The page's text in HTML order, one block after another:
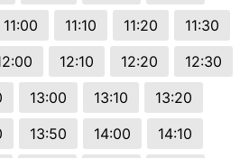
11:00 11:10 11:20
11:30
12:10 12:20
12:30
13:00 13:10
13:20
13:50 14:00
14:10